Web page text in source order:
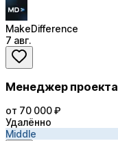
MakeDifference
7 авг.
Менеджер проекта
от 70 000 ₽
Удалённо
Middle